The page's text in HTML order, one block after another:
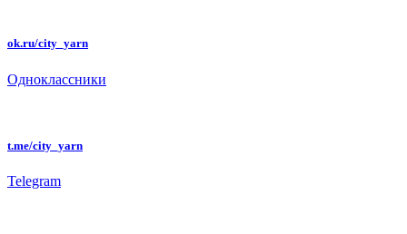
ok.ru/city_yarn
Одноклассники
t.me/city_yarn
Telegram